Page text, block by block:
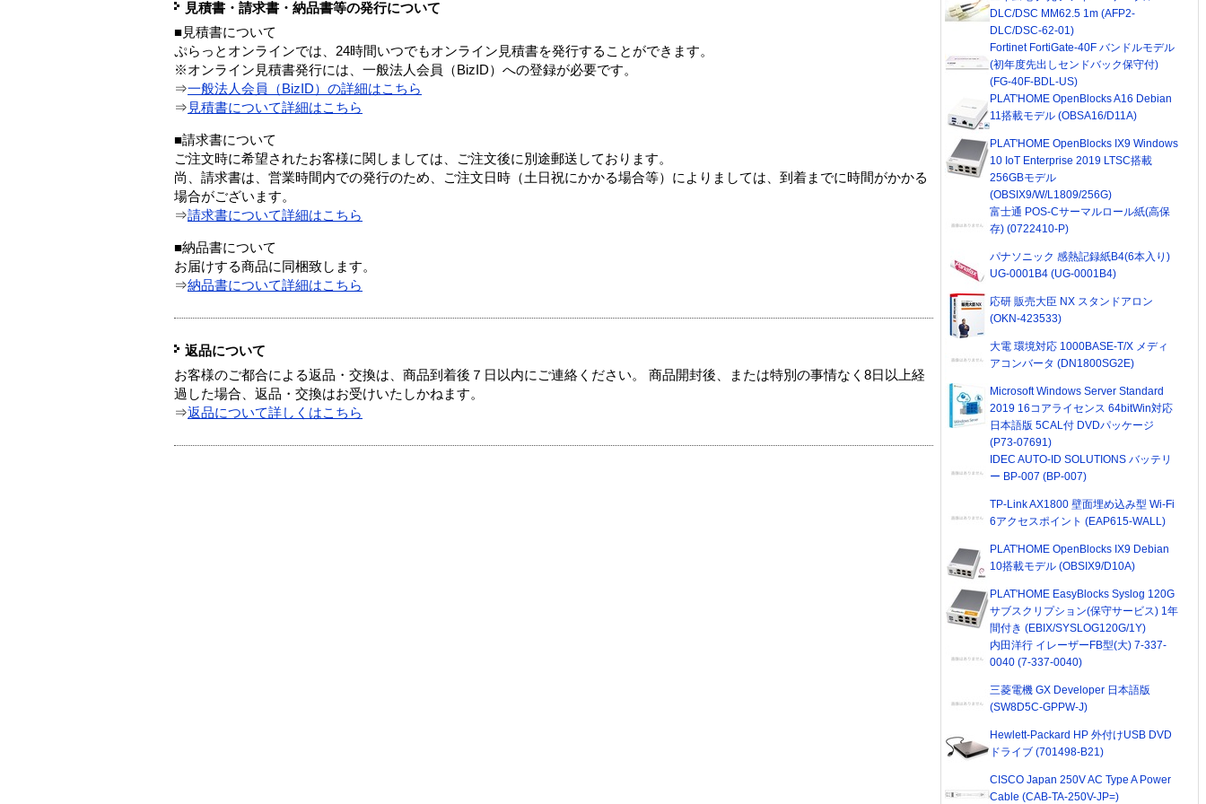
見積書・請求書・納品書等の発行について
■見積書について
ぷらっとオンラインでは、24時間いつでもオンライン見積書を発行することができます。
※オンライン見積書発行には、一般法人会員（BizID）への登録が必要です。
⇒一般法人会員（BizID）の詳細はこちら
⇒ 見積書について詳細はこちら
■請求書について
ご注文時に希望されたお客様に関しましては、ご注文後に別途郵送しております。
尚、請求書は、営業時間内での発行のため、ご注文日時（土日祝にかかる場合等）によりましては、到着までに時間がかかる
場合がございます。
⇒請求書について詳細はこちら
■納品書について
お届けする商品に同梱致します。
⇒納品書について詳細はこちら
返品について
お客様のご都合による返品・交換は、商品到着後７日以内にご連絡ください。 商品開封後、または特別の事情なく8日以上経
過した場合、返品・交換はお受けいたしかねます。
⇒返品について詳しくはこちら
DLC/DSC MM62.5 1m (AFP2-
DLC/DSC-62-01)
Fortinet FortiGate-40F バンドルモデル
(初年度先出しセンドバック保守付)
(FG-40F-BDL-US)
PLAT'HOME OpenBlocks A16 Debian
11搭載モデル (OBSA16/D11A)
PLAT'HOME OpenBlocks IX9 Windows
10 IoT Enterprise 2019 LTSC搭載
256GBモデル
(OBSIX9/W/L1809/256G)
富士通 POS-Cサーマルロール紙(高保
存) (0722410-P)
パナソニック 感熱記録紙B4(6本入り)
UG-0001B4 (UG-0001B4)
応研 販売大臣 NX スタンドアロン
(OKN-423533)
大電 環境対応 1000BASE-T/X メディ
アコンバータ (DN1800SG2E)
Microsoft Windows Server Standard
2019 16コアライセンス 64bitWin対応
日本語版 5CAL付 DVDパッケージ
(P73-07691)
IDEC AUTO-ID SOLUTIONS バッテリ
ー BP-007 (BP-007)
TP-Link AX1800 壁面埋め込み型 Wi-Fi
6アクセスポイント (EAP615-WALL)
PLAT'HOME OpenBlocks IX9 Debian
10搭載モデル (OBSIX9/D10A)
PLAT'HOME EasyBlocks Syslog 120G
サブスクリプション(保守サービス) 1年
間付き (EBIX/SYSLOG120G/1Y)
内田洋行 イレーザーFB型(大) 7-337-
0040 (7-337-0040)
三菱電機 GX Developer 日本語版
(SW8D5C-GPPW-J)
Hewlett-Packard HP 外付けUSB DVD
ドライブ (701498-B21)
CISCO Japan 250V AC Type A Power
Cable (CAB-TA-250V-JP=)